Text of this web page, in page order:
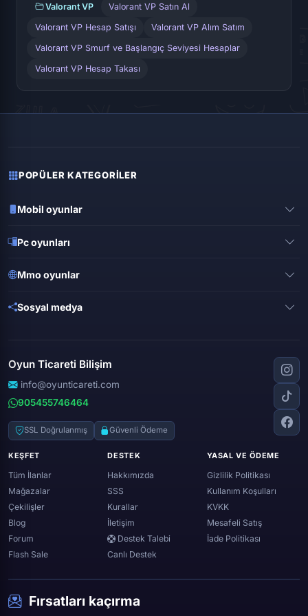
Valorant VP Valorant VP Satın Al
Valorant VP Hesap Satışı Valorant VP Alım Satım
Valorant VP Smurf ve Başlangıç Seviyesi Hesaplar
Valorant VP Hesap Takası
POPÜLER KATEGORILER
Mobil oyunlar
Mobile legends
Free fire
Minecraft
Pc oyunları
Gta online
Lost ark
World of warcraft
Zula
Mmo oyunlar
Wolfteam
Black desert online
Genshin ımpact
Sosyal medya
Discord
Youtube
Twitter (x)
Spotify
Oyun Ticareti Bilişim
info@oyunticareti.com
905455746464
SSL Doğrulanmış Güvenli Ödeme
KEŞFET
Tüm İlanlar
Mağazalar
Çekilişler
Blog
Forum
Flash Sale
DESTEK
Hakkımızda
SSS
Kurallar
İletişim
Destek Talebi
Canlı Destek
YASAL VE ÖDEME
Gizlilik Politikası
Kullanım Koşulları
KVKK
Mesafeli Satış
İade Politikası
Fırsatları kaçırma